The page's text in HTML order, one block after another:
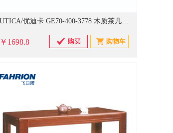
UTICA/优迪卡 GE70-400-3778 木质茶几 宽×深×高480×680×550mm (单位：个)
￥1698.8